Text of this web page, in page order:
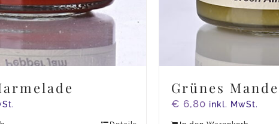
Grünes
€ 6,80 inkl. MwSt.